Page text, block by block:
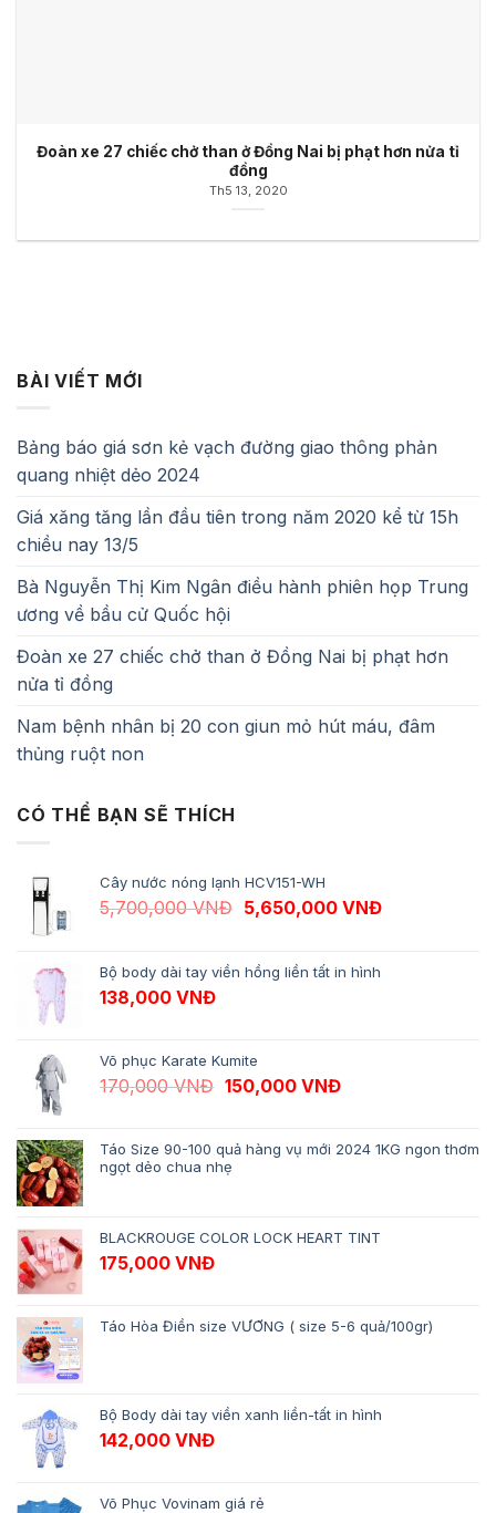
Đoàn xe 27 chiếc chở than ở Đồng Nai bị phạt hơn nửa tỉ
đồng
Th5 13, 2020
BÀI VIẾT MỚI
Bảng báo giá sơn kẻ vạch đường giao thông phản
quang nhiệt dẻo 2024
Giá xăng tăng lần đầu tiên trong năm 2020 kể từ 15h
chiều nay 13/5
Bà Nguyễn Thị Kim Ngân điều hành phiên họp Trung
ương về bầu cử Quốc hội
Đoàn xe 27 chiếc chở than ở Đồng Nai bị phạt hơn
nửa tỉ đồng
Nam bệnh nhân bị 20 con giun mỏ hút máu, đâm
thủng ruột non
CÓ THỂ BẠN SẼ THÍCH
Cây nước nóng lạnh HCV151-WH
5,700,000VNĐ Giá gốc là: 5,700,000 VNĐ.
5,650,000 VNĐGiá hiện tại
Bộ body dài tay viền hồng liền tất in hình
138,000 VNĐ
Võ phục Karate Kumite
170,000VNĐ Giá gốc là: 170,000 VNĐ.
150,000 VNĐGiá hiện tại là:
Táo Size 90-100 quả hàng vụ mới 2024 1KG ngon thơm
ngọt dẻo chua nhẹ
BLACKROUGE COLOR LOCK HEART TINT
175,000 VNĐ
Táo Hòa Điền size VƯƠNG ( size 5-6 quả/100gr)
Bộ Body dài tay viền xanh liền-tất in hình
142,000 VNĐ
Võ Phục Vovinam giá rẻ